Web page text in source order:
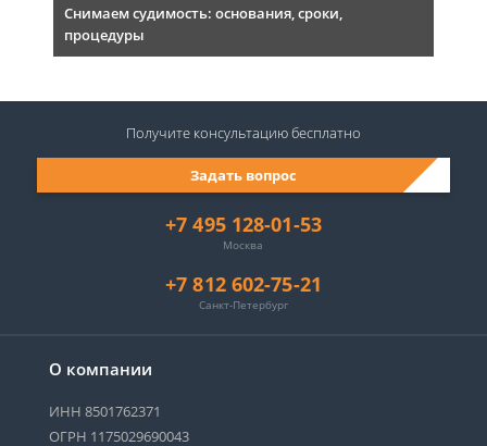
Снимаем судимость: основания, сроки,
процедуры
О компании
ИНН 8501762371
ОГРН 1175029690043
+7 495 128-01-53
Москва
+7 812 602-75-21
Санкт-Петербург
Задать вопрос
Получите консультациюбесплатно